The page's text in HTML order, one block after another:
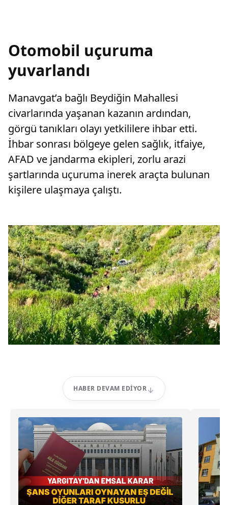
Otomobil uçuruma
yuvarlandı
Manavgat’a bağlı Beydiğin Mahallesi
civarlarında yaşanan kazanın ardından,
görgü tanıkları olayı yetkililere ihbar etti.
İhbar sonrası bölgeye gelen sağlık, itfaiye,
AFAD ve jandarma ekipleri, zorlu arazi
şartlarında uçuruma inerek araçta bulunan
kişilere ulaşmaya çalıştı.
HABER DEVAM EDIYOR